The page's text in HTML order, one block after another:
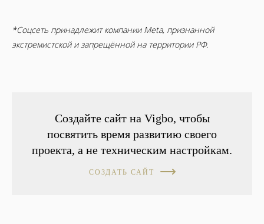
*Соцсеть принадлежит компании Meta, признанной
экстремистской и запрещённой на территории РФ.
Создайте сайт на Vigbo, чтобы
посвятить время развитию своего
проекта, а не техническим настройкам.
СОЗДАТЬ САЙТ